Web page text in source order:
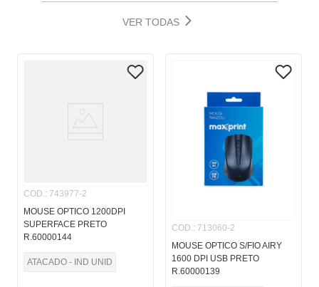
VER TODAS
COD.: 743977-2
MOUSE OPTICO 1200DPI
SUPERFACE PRETO
R.60000144
ATACADO - IND UNID
COD.: 713060-2
MOUSE OPTICO S/FIO AIRY
1600 DPI USB PRETO
R.60000139